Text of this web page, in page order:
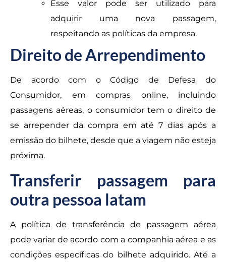
Esse valor pode ser utilizado para
adquirir uma nova passagem,
respeitando as políticas da empresa.
Direito de Arrependimento
De acordo com o Código de Defesa do
Consumidor, em compras online, incluindo
passagens aéreas, o consumidor tem o direito de
se arrepender da compra em até 7 dias após a
emissão do bilhete, desde que a viagem não esteja
próxima.
Transferir passagem para
outra pessoa latam
A política de transferência de passagem aérea
pode variar de acordo com a companhia aérea e as
condições específicas do bilhete adquirido. Até a